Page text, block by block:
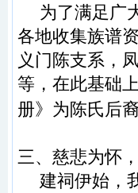
为了满足广
各地收集族谱
义门陈支系 ，
等，在此基础
册》为陈氏后
三、 慈悲为怀 ，
建祠伊始 ，